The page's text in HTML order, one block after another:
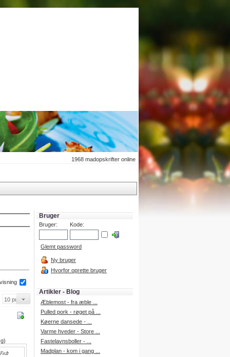
1968 madopskrifter online
Bruger
Bruger: Kode:
Glemt password
Ny bruger
Hvorfor oprette bruger
Artikler - Blog
Æblemost - fra æble ...
Pulled pork - røget på ...
Køerne dansede - ...
Varme hveder - Store ...
Fastelavnsboller - ...
Madplan - kom i gang ...